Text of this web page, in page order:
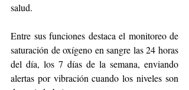
salud.
Entre sus funciones destaca el monitoreo de
saturación de oxígeno en sangre las 24 horas
del día, los 7 días de la semana, enviando
alertas por vibración cuando los niveles son